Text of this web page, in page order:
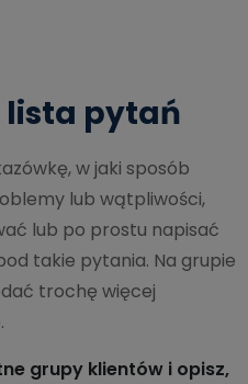
lista pytań
w jaki sposób
lub wątpliwości,
lub po prostu napisać
takie pytania. Na grupie
trochę więcej
grupy klientów i opisz,